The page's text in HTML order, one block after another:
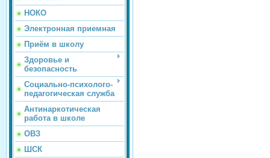
НОКО
Электронная приемная
Приём в школу
Здоровье и
безопасность
Социально-психолого-
педагогическая служба
Антинаркотическая
работа в школе
ОВЗ
ШСК